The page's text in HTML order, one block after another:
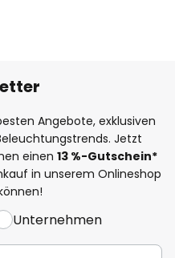
Angebote, exklusiven
Jetzt
einen 13 %-Gutschein*
in unserem Onlineshop
Unternehmen